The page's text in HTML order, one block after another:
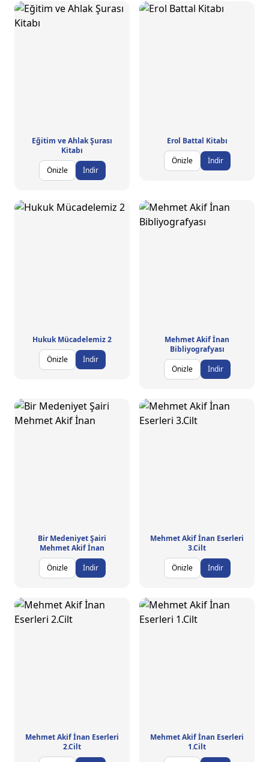
Eğitim ve Ahlak Şurası
Kitabı
Önizle
İndir
Erol Battal Kitabı
Önizle
İndir
Hukuk Mücadelemiz 2
Önizle
İndir
Mehmet Akif İnan
Bibliyografyası
Önizle
İndir
Bir Medeniyet Şairi
Mehmet Akif İnan
Önizle
İndir
Mehmet Akif İnan Eserleri
3.Cilt
Önizle
İndir
Mehmet Akif İnan Eserleri
2.Cilt
Mehmet Akif İnan Eserleri
1.Cilt